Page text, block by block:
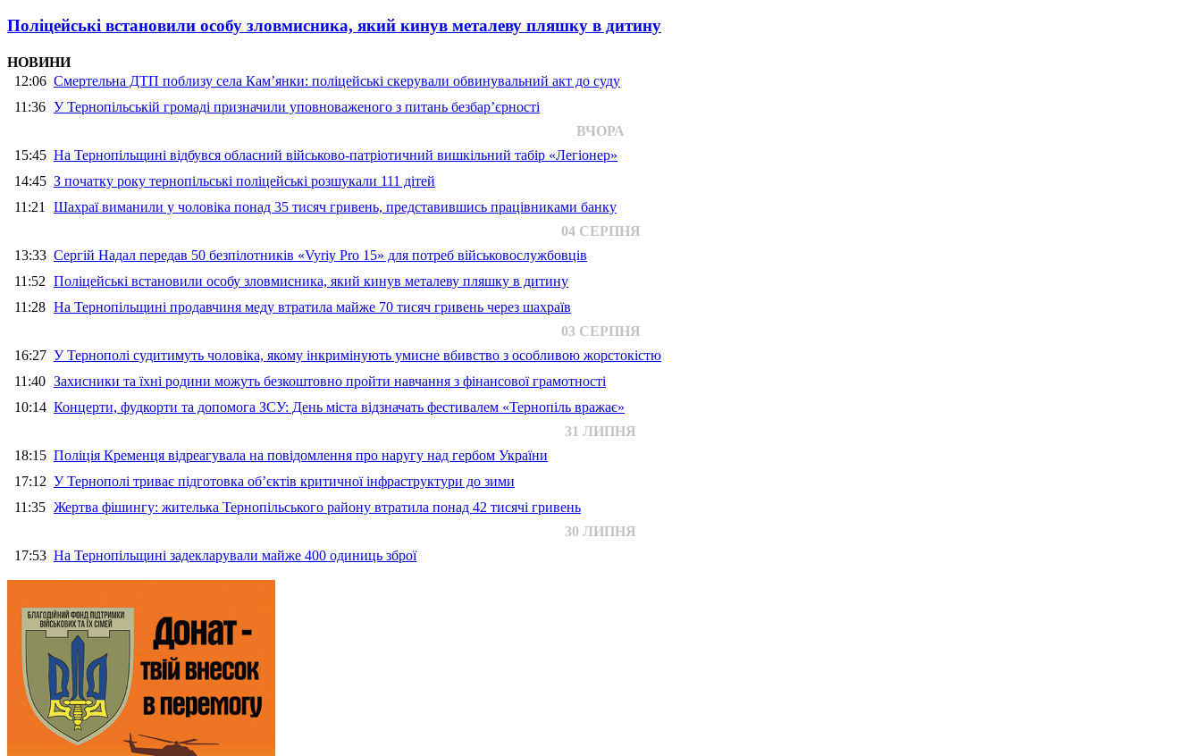
Поліцейські встановили особу зловмисника, який кинув металеву пляшку в дитину
НОВИНИ
12:06 Смертельна ДТП поблизу села Кам’янки: поліцейські скерували обвинувальний акт до суду
11:36 У Тернопільській громаді призначили уповноваженого з питань безбар’єрності
ВЧОРА
15:45 На Тернопільщині відбувся обласний військово-патріотичний вишкільний табір «Легіонер»
14:45 З початку року тернопільські поліцейські розшукали 111 дітей
11:21 Шахраї виманили у чоловіка понад 35 тисяч гривень, представившись працівниками банку
04 СЕРПНЯ
13:33 Сергій Надал передав 50 безпілотників «Vyriy Pro 15» для потреб військовослужбовців
11:52 Поліцейські встановили особу зловмисника, який кинув металеву пляшку в дитину
11:28 На Тернопільщині продавчиня меду втратила майже 70 тисяч гривень через шахраїв
03 СЕРПНЯ
16:27 У Тернополі судитимуть чоловіка, якому інкримінують умисне вбивство з особливою жорстокістю
11:40 Захисники та їхні родини можуть безкоштовно пройти навчання з фінансової грамотності
10:14 Концерти, фудкорти та допомога ЗСУ: День міста відзначать фестивалем «Тернопіль вражає»
31 ЛИПНЯ
18:15 Поліція Кременця відреагувала на повідомлення про наругу над гербом України
17:12 У Тернополі триває підготовка об’єктів критичної інфраструктури до зими
11:35 Жертва фішингу: жителька Тернопільського району втратила понад 42 тисячі гривень
30 ЛИПНЯ
17:53 На Тернопільщині задекларували майже 400 одиниць зброї